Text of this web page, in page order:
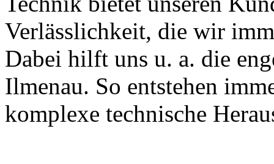
Verlässlichkeit, die wir
Dabei hilft uns u. a. die
Ilmenau. So entstehen
komplexe technische